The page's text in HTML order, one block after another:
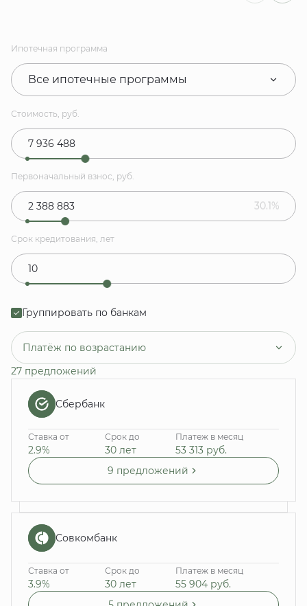
Ипотечная программа
Все ипотечные программы
Стоимость, руб.
Первоначальный взнос, руб.
30.1%
Срок кредитования, лет
Группировать по банкам
Платёж по возрастанию
27 предложений
Сбербанк
Ставка от
2.9%
Срок до
30 лет
Платеж в месяц
53 313 руб.
9 предложений
Совкомбанк
Ставка от
3.9%
Срок до
30 лет
Платеж в месяц
55 904 руб.